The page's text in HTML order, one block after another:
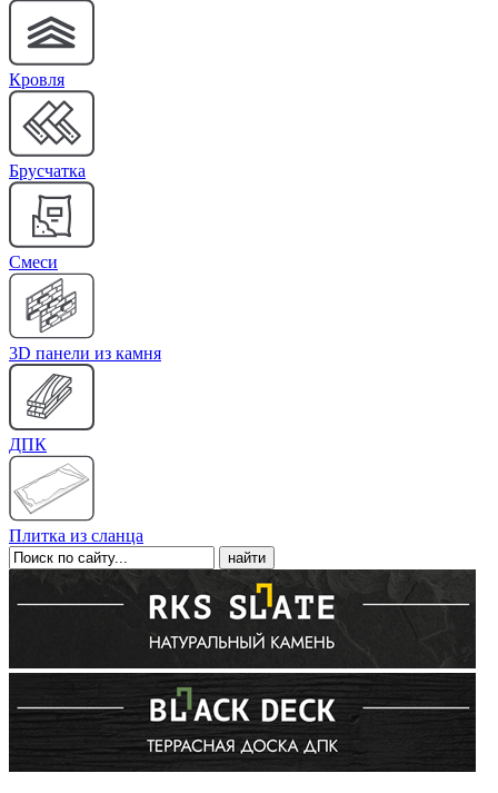
Кровля
Брусчатка
Cмеси
3D панели из камня
ДПК
Плитка из сланца